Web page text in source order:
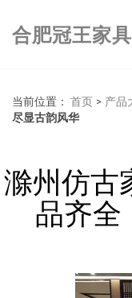
合肥冠王家
当前位置： 首页 > 产品
尽显古韵风华
滁州仿古
品齐全